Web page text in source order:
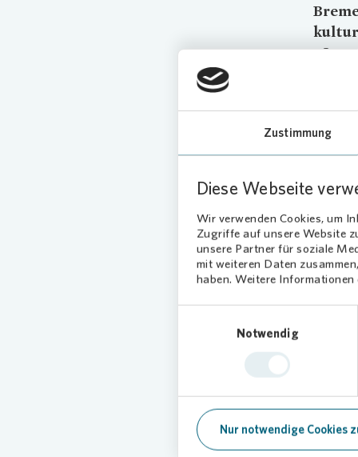
Zustimmung
Diese Webseite
Wir verwenden Cookies, um
Zugriffe auf unsere Website
unsere Partner für soziale
mit weiteren Daten
haben. Weitere Informationen
Notwendig
Nur notwendige Cookies
Das
sowie
mit den
der
In